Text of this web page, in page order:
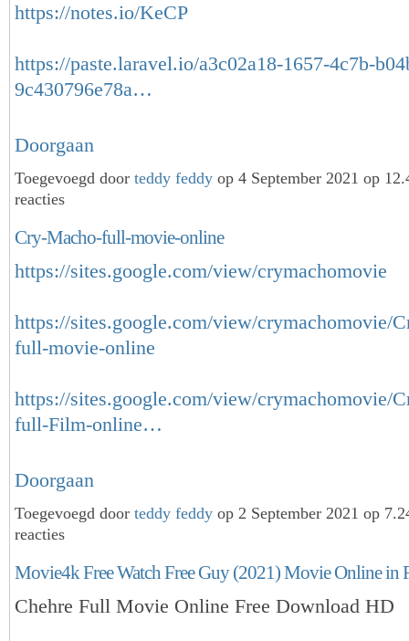
https://notes.io/KeCP
https://paste.laravel.io/a3c02a18-1657-4c7b-
9c430796e78a…
Doorgaan
Toegevoegd door teddy feddy op 4 September 2021 op
reacties
Cry-Macho-full-movie-online
https://sites.google.com/view/crymachomovie
https://sites.google.com/view/crymachomovie/
full-movie-online
https://sites.google.com/view/crymachomovie/
full-Film-online…
Doorgaan
Toegevoegd door teddy feddy op 2 September 2021 op
reacties
Movie4k Free Watch Free Guy (2021) Movie Online in
Chehre Full Movie Online Free Download HD